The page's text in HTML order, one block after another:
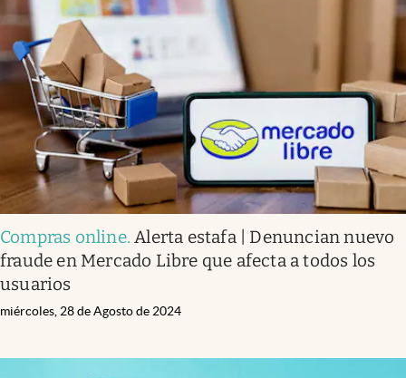
Compras online.Alerta estafa | Denuncian nuevo
fraude en Mercado Libre que afecta a todos los
usuarios
miércoles, 28 de Agosto de 2024